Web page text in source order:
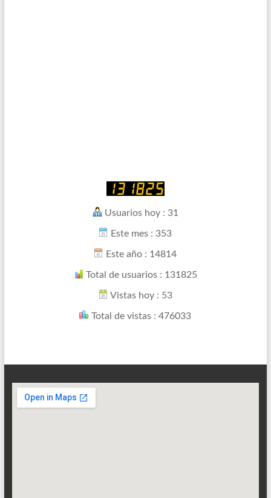
Usuarios hoy : 31
Este mes : 353
Este año : 14814
Total de usuarios : 131825
Vistas hoy : 53
Total de vistas : 476033